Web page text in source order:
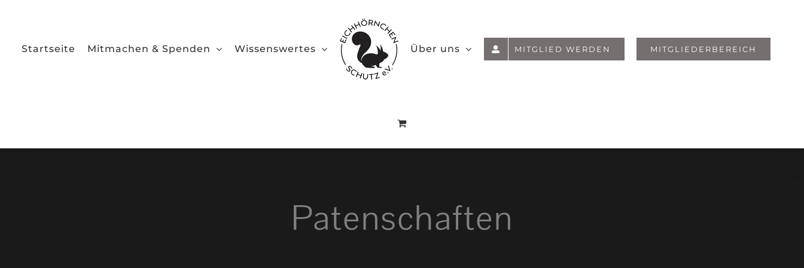
Startseite Mitmachen & Spenden Wissenswertes Über uns MITGLIED WERDEN MITGLIEDERBEREICH
Patenschaften